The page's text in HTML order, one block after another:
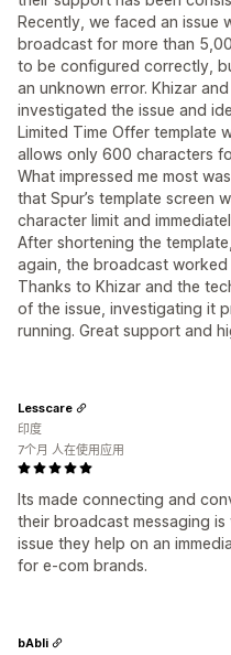
Recently, we faced an issue
broadcast for more than
to be configured correctly,
an unknown error. Khizar
investigated the issue and
Limited Time Offer template
allows only 600 characters
What impressed me most
that Spur’s template screen
character limit and
After shortening the
again, the broadcast worked
Thanks to Khizar and the
of the issue, investigating it
running. Great support and
Its made connecting and
their broadcast messaging
issue they help on an
for e-com brands.
Lesscare
印度
7个月 人在使用应用
bAbli